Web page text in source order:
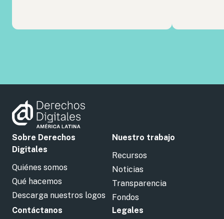
Sobre Derechos
Digitales
Quiénes somos
Qué hacemos
Descarga nuestros logos
Nuestro trabajo
Recursos
Noticias
Transparencia
Fondos
Contáctanos
Legales